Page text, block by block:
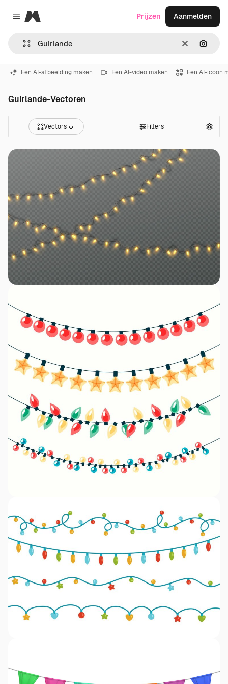
Close menu
Magnific
Wissen
Prijzen Aanmelden
Een AI-afbeelding maken Een AI-video maken Een AI-icoon
Guirlande-Vectoren
Vectors Filters